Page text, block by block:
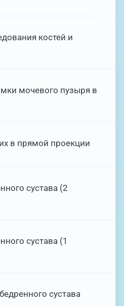
костей и
мочевого пузыря в
в прямой проекции
сустава (2
сустава (1
сустава